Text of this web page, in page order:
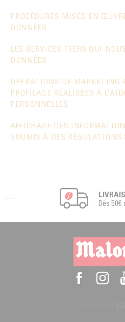
PROCÉDURES MISES EN
DONNÉES
LES SERVICES TIERS QUI
DONNÉES
OPÉRATIONS DE
PROFILAGE RÉALISÉES À
PERSONNELLES
AFFICHAGE DES
SOUMIS À DES RÉGULATIONS
Dès 50€